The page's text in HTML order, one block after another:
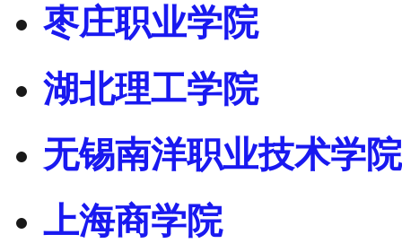
枣庄职业学院
湖北理工学院
无锡南洋职业技术学院
上海商学院